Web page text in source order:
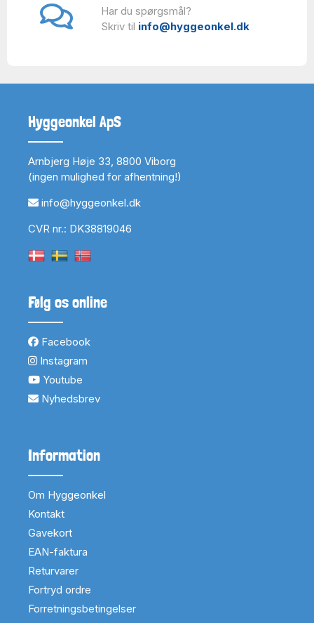
Har du spørgsmål?
Skriv til info@hyggeonkel.dk
Hyggeonkel ApS
Arnbjerg Høje 33, 8800 Viborg
(ingen mulighed for afhentning!)
info@hyggeonkel.dk
CVR nr.: DK38819046
Følg os online
Facebook
Instagram
Youtube
Nyhedsbrev
Information
Om Hyggeonkel
Kontakt
Gavekort
EAN-faktura
Returvarer
Fortryd ordre
Forretningsbetingelser